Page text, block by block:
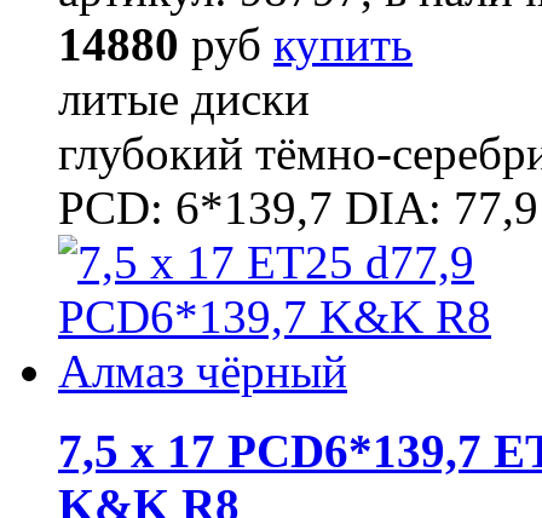
14880 руб купить
литые диски
глубокий тёмно-
PCD: 6*139,7 DIA: 77,9
7,5 x 17 PCD6*139,7
K&K R8